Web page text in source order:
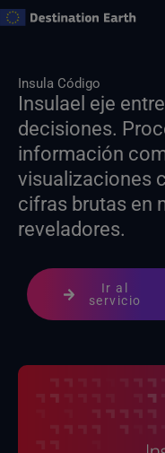
Ir
Insula Código
Insulael eje
decisiones.
información
visualizaciones
cifras brutas en
reveladores.
Ir al
servicio